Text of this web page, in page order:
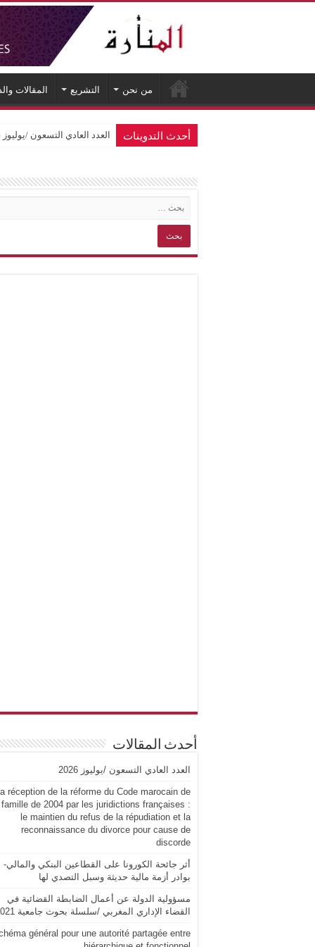
من نحن التشريع المقالات
أحدث التدوينات العدد العادي التسعون /يوليوز 2026
أحدث المقالات
العدد العادي التسعون /يوليوز 2026
La réception de la réforme du Code marocain de
famille de 2004 par les juridictions françaises :
le maintien du refus de la répudiation et la
reconnaissance du divorce pour cause de
discorde
أثر جائحة الكورونا على القطاعين البنكي والمالي-
بوادر أزمة مالية حديثة وسبل التصدي لها
مسؤولية الدولة عن أعمال الضابطة القضائية في
القضاء الإداري المغربي /سلسلة بحوث جامعية 2021
général pour une autorité partagée entre